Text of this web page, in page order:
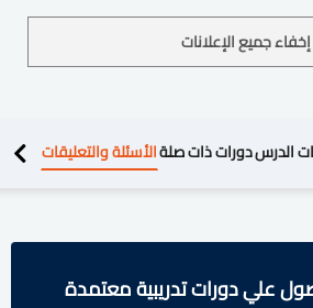
إخفاء جميع الإعلانات
الدرسدورات ذات صلةالأسئلة والتعليقات
علي دورات تدريبية معتمدة